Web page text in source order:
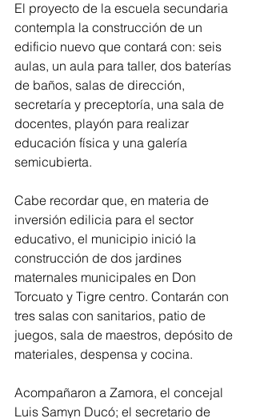
El proyecto de la escuela secundaria
contempla la construcción de un
edificio nuevo que contará con: seis
aulas, un aula para taller, dos baterías
de baños, salas de dirección,
secretaría y preceptoría, una sala de
docentes, playón para realizar
educación física y una galería
semicubierta.
Cabe recordar que, en materia de
inversión edilicia para el sector
educativo, el municipio inició la
construcción de dos jardines
maternales municipales en Don
Torcuato y Tigre centro. Contarán con
tres salas con sanitarios, patio de
juegos, sala de maestros, depósito de
materiales, despensa y cocina.
Acompañaron a Zamora, el concejal
Luis Samyn Ducó; el secretario de